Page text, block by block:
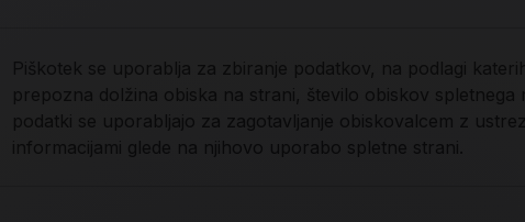
Piškotek se uporablja za zbiranje podatkov, na podlagi
prepozna dolžina obiska na strani, število obiskov spletnega
podatki se uporabljajo za zagotavljanje obiskovalcem z
informacijami glede na njihovo uporabo spletne strani.